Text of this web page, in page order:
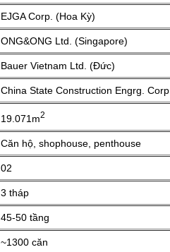
EJGA Corp. (Hoa Kỳ)
ONG&ONG Ltd. (Singapore)
Bauer Vietnam Ltd. (Đức)
China State Construction Engrg. Corp
19.071m2
Căn hộ, shophouse, penthouse
02
3 tháp
45-50 tầng
~1300 căn